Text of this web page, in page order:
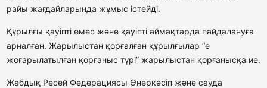
райы жағдайларында жұмыс істейді.
Құрылғы қауіпті емес және қауіпті аймақтарда пайдалануға
арналған. Жарылыстан қорғалған құрылғылар “e
жоғарылатылған қорғаныс түрі” жарылыстан қорғанысқа ие.
Жабдық Ресей Федерациясы Өнеркәсіп және сауда